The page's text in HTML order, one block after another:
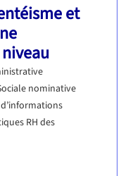
et
nominative
RH des